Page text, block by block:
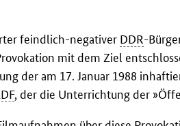
feindlich-negativer DDR-
mit dem Ziel
der am 17. Januar 1988
, der die Unterrichtung der